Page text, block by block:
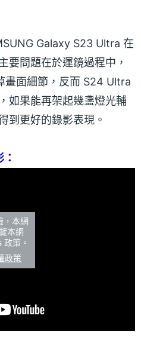
Galaxy S23 Ultra 在
要問題在於運鏡過程中，
畫面細節，反而 S24 Ultra
如果能再架起幾盞燈光輔
到更好的錄影表現。
，本網
本網
策。
政策